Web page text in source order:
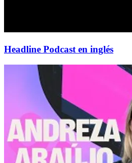
Headline Podcast en inglés